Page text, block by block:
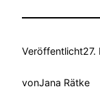
Veröffentlicht27.
vonJana Rätke